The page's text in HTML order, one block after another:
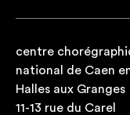
centre
national de Caen
Halles aux Granges
11-13 rue du Carel